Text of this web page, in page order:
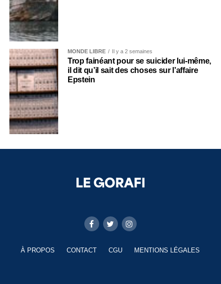
MONDE LIBRE Il y a 2 semaines
Trop fainéant pour se suicider lui-même,
il dit qu’il sait des choses sur l’affaire
Epstein
À PROPOS CONTACT CGU MENTIONS LÉGALES